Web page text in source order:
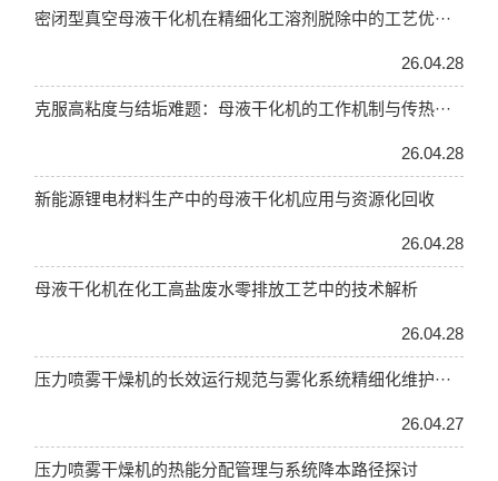
密闭型真空母液干化机在精细化工溶剂脱除中的工艺优···
26.04.28
克服高粘度与结垢难题：母液干化机的工作机制与传热···
26.04.28
新能源锂电材料生产中的母液干化机应用与资源化回收
26.04.28
母液干化机在化工高盐废水零排放工艺中的技术解析
26.04.28
压力喷雾干燥机的长效运行规范与雾化系统精细化维护···
26.04.27
压力喷雾干燥机的热能分配管理与系统降本路径探讨